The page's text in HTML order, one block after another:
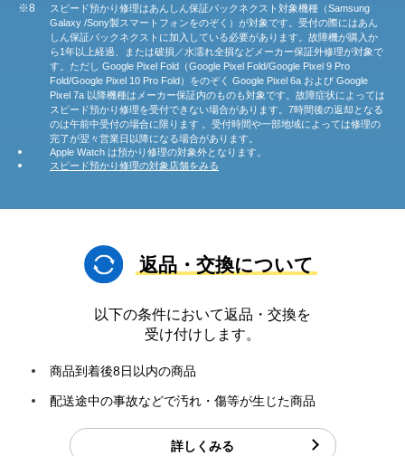
※8
スピード預かり修理はあんしん保証パックネクスト対象機種（Samsung
Galaxy /Sony製スマートフォンをのぞく）が対象です。受付の際にはあん
しん保証パックネクストに加入している必要があります。故障機が購入か
ら1年以上経過、または破損／水濡れ全損などメーカー保証外修理が対象で
す。ただし Google Pixel Fold（Google Pixel Fold/Google Pixel 9 Pro
Fold/Google Pixel 10 Pro Fold）をのぞく Google Pixel 6a および Google
Pixel 7a 以降機種はメーカー保証内のものも対象です。故障症状によっては
スピード預かり修理を受付できない場合があります。7時間後の返却となる
のは午前中受付の場合に限ります 。受付時間や一部地域によっては修理の
完了が翌々営業日以降になる場合があります。
Apple Watch は預かり修理の対象外となります。
スピード預かり修理の対象店舗をみる
返品・交換について
以下の条件において返品・交換を
受け付けします。
商品到着後8日以内の商品
配送途中の事故などで汚れ・傷等が生じた商品
詳しくみる